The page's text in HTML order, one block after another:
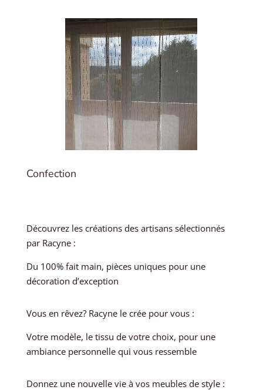
Confection
Découvrez les créations des artisans sélectionnés
par Racyne :
Du 100% fait main, pièces uniques pour une
décoration d’exception
Vous en rêvez? Racyne le crée pour vous :
Votre modèle, le tissu de votre choix, pour une
ambiance personnelle qui vous ressemble
Donnez une nouvelle vie à vos meubles de style :